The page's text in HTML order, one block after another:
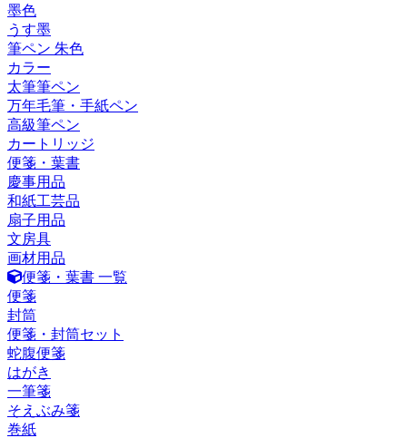
墨色
うす墨
筆ペン 朱色
カラー
太筆筆ペン
万年毛筆・手紙ペン
高級筆ペン
カートリッジ
便箋・葉書
慶事用品
和紙工芸品
扇子用品
文房具
画材用品
便箋・葉書 一覧
便箋
封筒
便箋・封筒セット
蛇腹便箋
はがき
一筆箋
そえぶみ箋
巻紙